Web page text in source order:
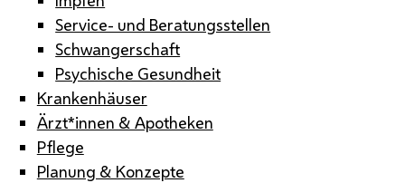
Service- und Beratungsstellen
Schwangerschaft
Psychische Gesundheit
Krankenhäuser
Ärzt*innen & Apotheken
Pflege
Planung & Konzepte